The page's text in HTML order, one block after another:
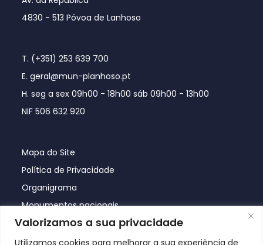
Valorizamos a sua privacidade
Utilizamos cookies para melhorar a sua experiência de
4830 - 513 Póvoa de Lanhoso
T. (+351) 253 639 700
E. geral@mun-planhoso.pt
H. seg a sex 09h00 - 18h00 sáb 09h00 - 13h00
NIF 506 632 920
Mapa do Site
Política de Privacidade
Organigrama
Monumentos nacionais